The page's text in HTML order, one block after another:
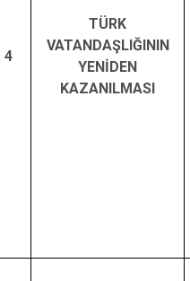
4
TÜRK
VATANDAŞLIĞININ
YENİDEN
KAZANILMASI